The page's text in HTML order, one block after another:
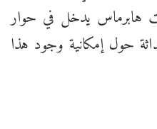
هابرماس يدخل في حوار
حول إمكانية وجود هذا